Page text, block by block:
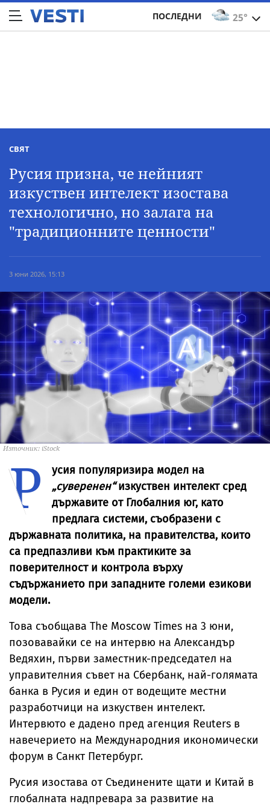
25°
ПОСЛЕДНИ
СВЯТ
Русия призна, че нейният
изкуствен интелект изостава
технологично, но залага на
"традиционните ценности"
3 юни 2026, 15:13
Източник: iStock
Р
усия популяризира модел на
„суверенен“изкуствен интелект сред
държавите от Глобалния юг, като
предлага системи, съобразени с
държавната политика, на правителства, които
са предпазливи към практиките за
поверителност и контрола върху
съдържанието при западните големи езикови
модели.
Това съобщава The Moscow Times на 3 юни,
позовавайки се на интервю на Александър
Ведяхин, първи заместник-председател на
управителния съвет на Сбербанк, най-голямата
банка в Русия и един от водещите местни
разработчици на изкуствен интелект.
Интервюто е дадено пред агенция Reuters в
навечерието на Международния икономически
форум в Санкт Петербург.
Русия изостава от Съединените щати и Китай в
глобалната надпревара за развитие на